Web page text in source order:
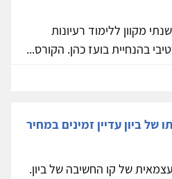
מקוון ללימוד רעיונות
בהנחיית בועז כהן. הקורס...
של ביון עדיין זמינים במחיר
של קו החשיבה של ביון.